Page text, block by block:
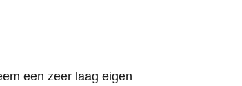
een zeer laag eigen